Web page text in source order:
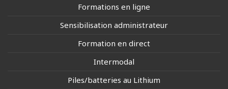
Formations en ligne
Sensibilisation administrateur
Formation en direct
Intermodal
Piles/batteries au Lithium